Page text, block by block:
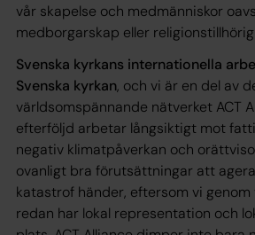
vår skapelse och medmänniskor
medborgarskap eller
Svenska kyrkans internationella
Svenska kyrkan, och vi är en del av
världsomspännande nätverket ACT
efterföljd arbetar långsiktigt mot
negativ klimatpåverkan och
ovanligt bra förutsättningar att
katastrof händer, eftersom vi
redan har lokal representation och